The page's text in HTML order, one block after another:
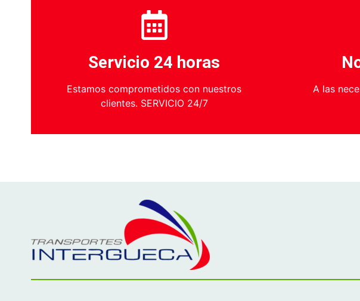
Servicio 24 horas
Estamos comprometidos con nuestros
clientes. SERVICIO 24/7
A las